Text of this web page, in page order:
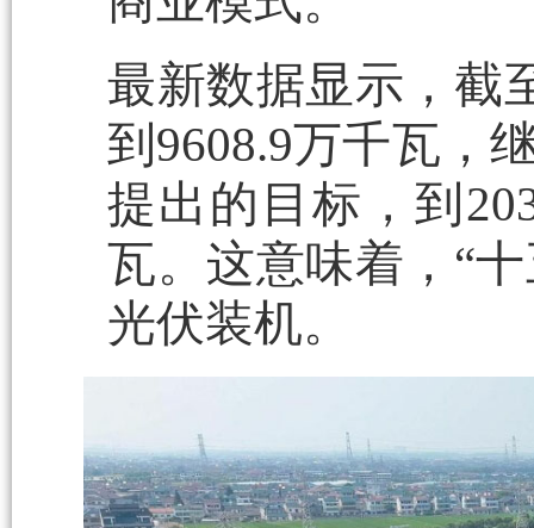
最新数据显示，截
到9608.9万千瓦，
提出的目标，到
瓦。这意味着，“
光伏装机。